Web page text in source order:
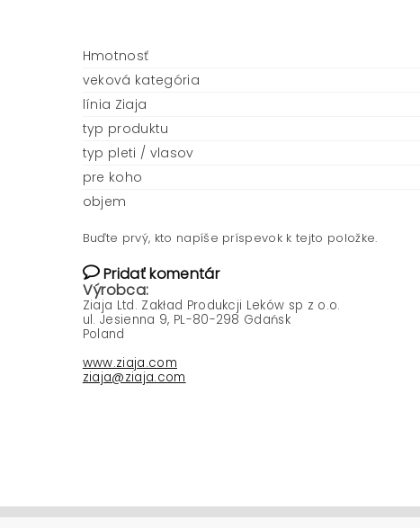
Hmotnosť
veková kategória
línia Ziaja
typ produktu
typ pleti / vlasov
pre koho
objem
Buďte prvý, kto napíše príspevok k tejto položke.
Pridať komentár
Výrobca:
Ziaja Ltd. Zakład Produkcji Leków sp z o.o.
ul. Jesienna 9, PL-80-298 Gdańsk
Poland
www.ziaja.com
ziaja@ziaja.com